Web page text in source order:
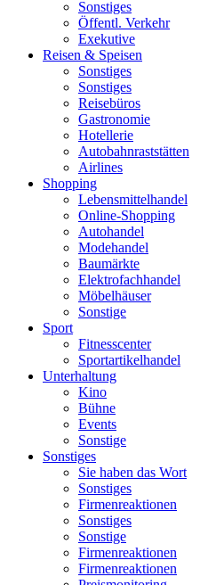
Sonstiges
Öffentl. Verkehr
Exekutive
Reisen & Speisen
Sonstiges
Sonstiges
Reisebüros
Gastronomie
Hotellerie
Autobahnraststätten
Airlines
Shopping
Lebensmittelhandel
Online-Shopping
Autohandel
Modehandel
Baumärkte
Elektrofachhandel
Möbelhäuser
Sonstige
Sport
Fitnesscenter
Sportartikelhandel
Unterhaltung
Kino
Bühne
Events
Sonstige
Sonstiges
Sie haben das Wort
Sonstiges
Firmenreaktionen
Sonstiges
Sonstige
Firmenreaktionen
Firmenreaktionen